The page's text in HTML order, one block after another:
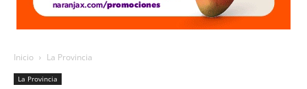
Inicio La Provincia
La Provincia